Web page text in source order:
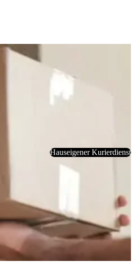
Hauseigener Kurierdienst